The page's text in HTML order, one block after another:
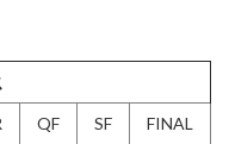
QF SF FINAL